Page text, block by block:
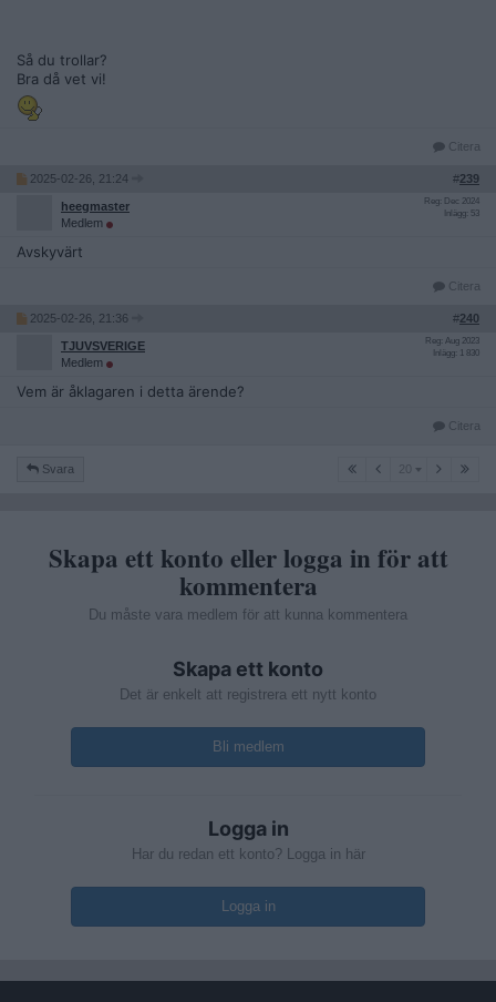
Högerextremister är mycket riktigt en liten minoritet SOM
oacceptabelt. Vi möts i rätten.
Så du trollar?
Bra då vet vi!
Citera
2025-02-26, 21:24 #239
heegmaster
Medlem
Reg: Dec 2024
Inlägg: 53
Avskyvärt
Citera
2025-02-26, 21:36 #240
TJUVSVERIGE
Medlem
Reg: Aug 2023
Inlägg: 1 830
Vem är åklagaren i detta ärende?
Citera
Svara
Skapa ett konto eller logga in för att
kommentera
Du måste vara medlem för att kunna kommentera
Skapa ett konto
Det är enkelt att registrera ett nytt konto
Bli medlem
Logga in
Har du redan ett konto? Logga in här
Logga in